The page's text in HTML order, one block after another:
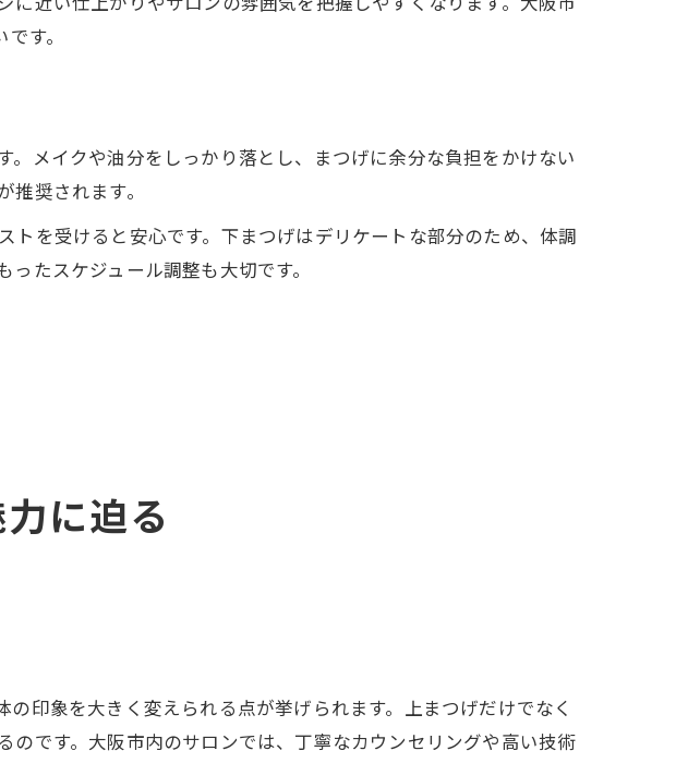
す。
メイクや油分をしっかり落とし、まつげに余分な負担をかけない
奨されます。
を受けると安心です。下まつげはデリケートな部分のため、体調
たスケジュール調整も大切です。
に迫る
印象を大きく変えられる点が挙げられます。上まつげだけでなく
です。大阪市内のサロンでは、丁寧なカウンセリングや高い技術